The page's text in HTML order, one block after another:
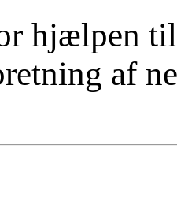
hjælpen
af